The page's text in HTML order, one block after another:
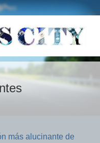
más alucinante de